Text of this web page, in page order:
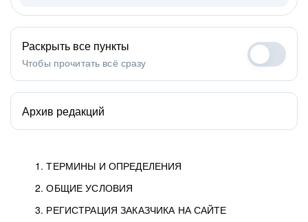
1. ТЕРМИНЫ И ОПРЕДЕЛЕНИЯ
2. ОБЩИЕ УСЛОВИЯ
3. РЕГИСТРАЦИЯ ЗАКАЗЧИКА НА САЙТЕ
Раскрыть все пункты
Чтобы прочитать всё сразу
Архив редакций